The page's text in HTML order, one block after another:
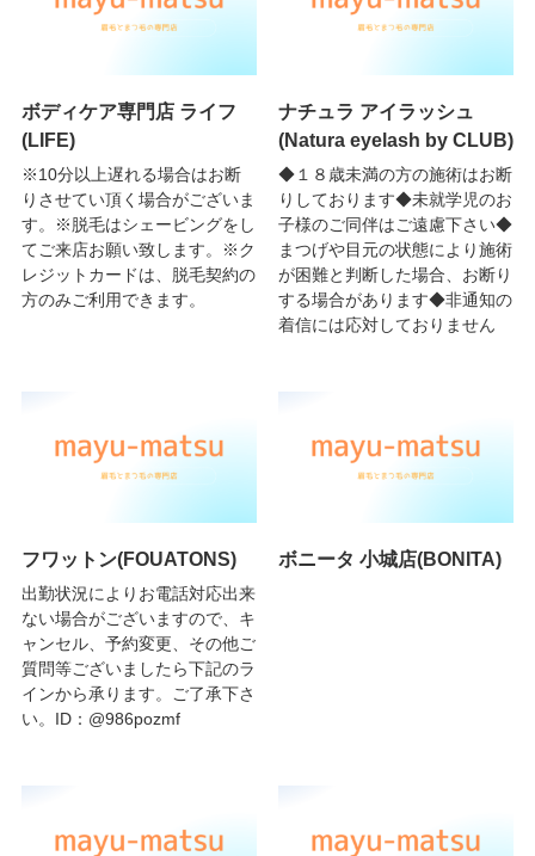
ボディケア専門店 ライフ
(LIFE)
※10分以上遅れる場合はお断
りさせてい頂く場合がございま
す。※脱毛はシェービングをし
てご来店お願い致します。※ク
レジットカードは、脱毛契約の
方のみご利用できます。
ナチュラ アイラッシュ
(Natura eyelash by CLUB)
◆１８歳未満の方の施術はお断
りしております◆未就学児のお
子様のご同伴はご遠慮下さい◆
まつげや目元の状態により施術
が困難と判断した場合、お断り
する場合があります◆非通知の
着信には応対しておりません
フワットン(FOUATONS)
出勤状況によりお電話対応出来
ない場合がございますので、キ
ャンセル、予約変更、その他ご
質問等ございましたら下記のラ
インから承ります。ご了承下さ
い。ID：@986pozmf
ボニータ 小城店(BONITA)